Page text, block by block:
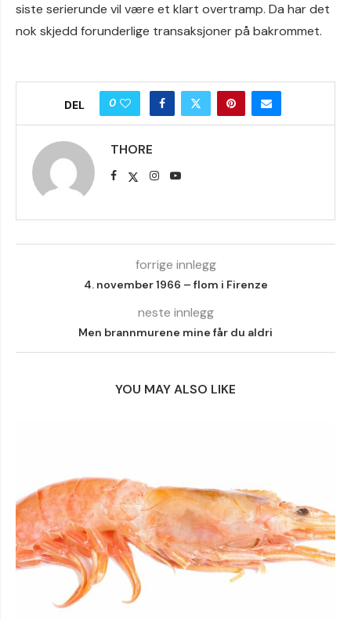
siste serierunde vil være et klart overtramp. Da har det
nok skjedd forunderlige transaksjoner på bakrommet.
DEL 0
THORE
forrige innlegg
4. november 1966 – flom i Firenze
neste innlegg
Men brannmurene mine får du aldri
YOU MAY ALSO LIKE